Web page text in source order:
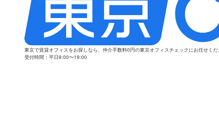
東京で賃貸オフィスをお探しなら、仲介手数料0円の東京オフィスチェックにお任せく
受付時間：平日9:00〜19:00